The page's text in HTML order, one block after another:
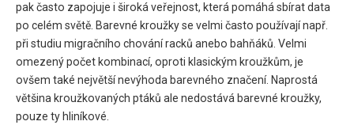
pak často zapojuje i široká veřejnost, která pomáhá sbírat data
po celém světě. Barevné kroužky se velmi často používají např.
při studiu migračního chování racků anebo bahňáků. Velmi
omezený počet kombinací, oproti klasickým kroužkům, je
ovšem také největší nevýhoda barevného značení. Naprostá
většina kroužkovaných ptáků ale nedostává barevné kroužky,
pouze ty hliníkové.